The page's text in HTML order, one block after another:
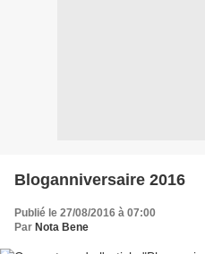
Bloganniversaire 2016
Publié le 27/08/2016 à 07:00
Par Nota Bene